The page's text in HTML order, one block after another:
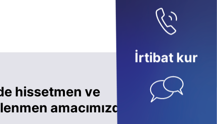
İrtibat kur
hissetmen ve
amacımızdır.